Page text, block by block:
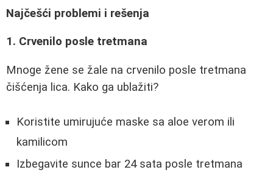
Najčešći problemi i rešenja
1. Crvenilo posle tretmana
Mnoge žene se žale na crvenilo posle tretmana
čišćenja lica. Kako ga ublažiti?
Koristite umirujuće maske sa aloe verom ili
kamilicom
Izbegavite sunce bar 24 sata posle tretmana